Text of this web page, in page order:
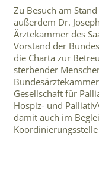
Zu Besuch am
außerdem Dr.
Ärztekammer des
Vorstand der
die Charta zur
sterbender
Gesellschaft für
Hospiz- und
damit auch im